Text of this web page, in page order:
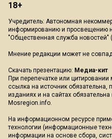
18+
Учредитель: Автономная
информированию и просвещению
"Общественная служба новостей"
Мнение редакции может не
Скачать презентацию: Медиа-кит
При перепечатке или
ссылка на источник обязательна,
изданиях и на сайтах
Mosregion.info.
На информационном ресурсе
технологии (информационные
информации на основе сбора,